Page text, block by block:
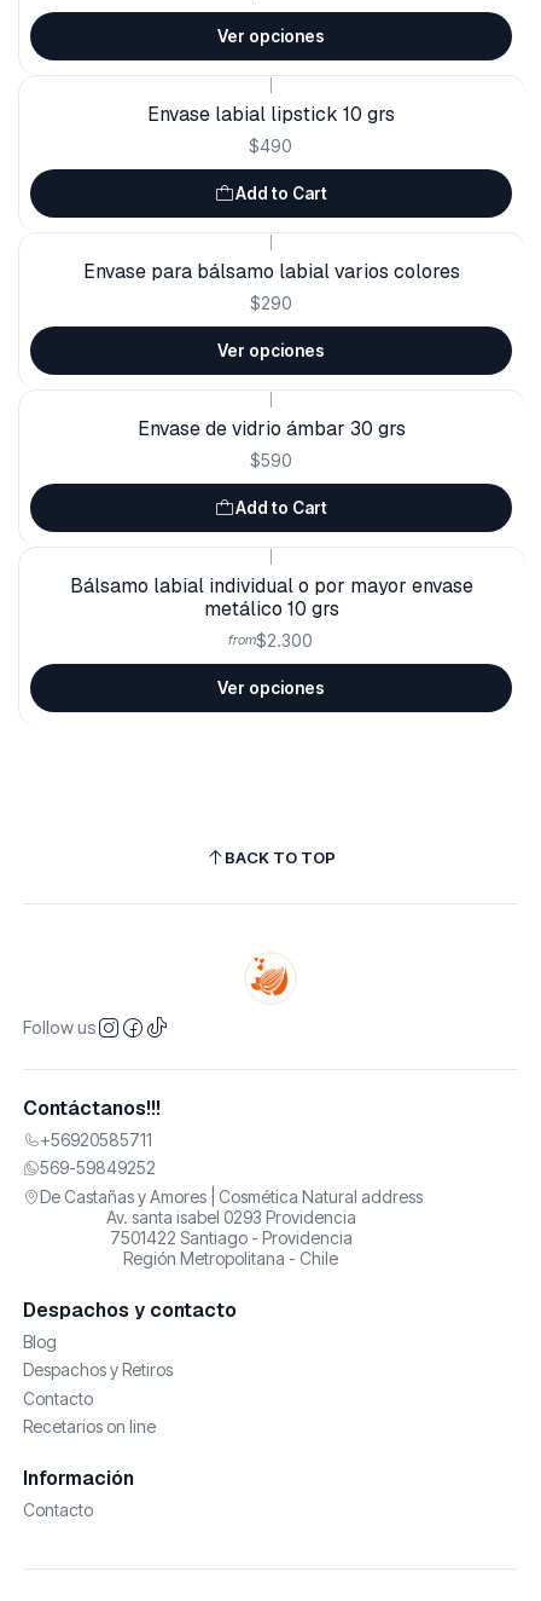
Ver opciones
Envase labial lipstick 10 grs
$490
Add to Cart
Envase para bálsamo labial varios colores
$290
Ver opciones
Envase de vidrio ámbar 30 grs
$590
Add to Cart
Bálsamo labial individual o por mayor envase
metálico 10 grs
from$2.300
Ver opciones
BACK TO TOP
Follow us
Contáctanos!!!
+56920585711
569-59849252
De Castañas y Amores | Cosmética Natural address
Av. santa isabel 0293 Providencia
7501422 Santiago - Providencia
Región Metropolitana - Chile
Despachos y contacto
Blog
Despachos y Retiros
Contacto
Recetarios on line
Información
Contacto